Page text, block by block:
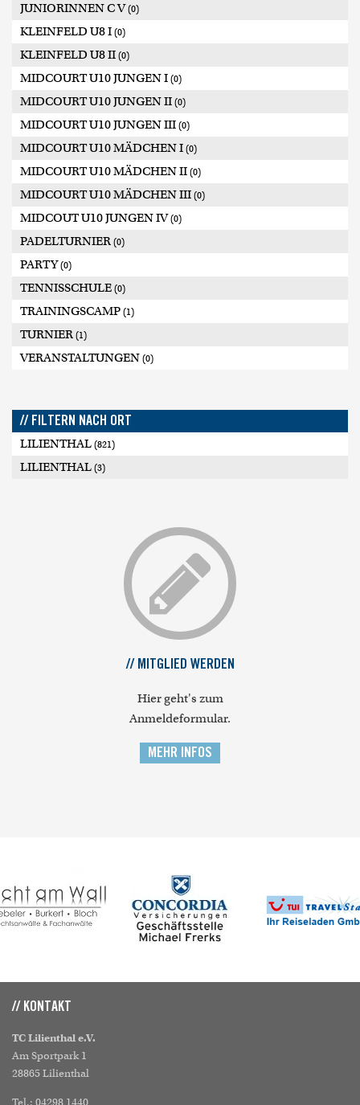
JUNIORINNEN C V(0)
KLEINFELD U8 I (0)
KLEINFELD U8 II (0)
MIDCOURT U10 JUNGEN I (0)
MIDCOURT U10 JUNGEN II (0)
MIDCOURT U10 JUNGEN III (0)
MIDCOURT U10 MÄDCHEN I (0)
MIDCOURT U10 MÄDCHEN II (0)
MIDCOURT U10 MÄDCHEN III (0)
MIDCOUT U10 JUNGEN IV(0)
PADELTURNIER (0)
PARTY(0)
TENNISSCHULE (0)
TRAININGSCAMP (1)
TURNIER (1)
VERANSTALTUNGEN (0)
// FILTERN NACH ORT
LILIENTHAL (821)
LILIENTHAL (3)
// MITGLIED WERDEN
Hier geht's zum
Anmeldeformular.
MEHR INFOS
// KONTAKT
TC Lilienthal e.V.
Am Sportpark 1
28865 Lilienthal